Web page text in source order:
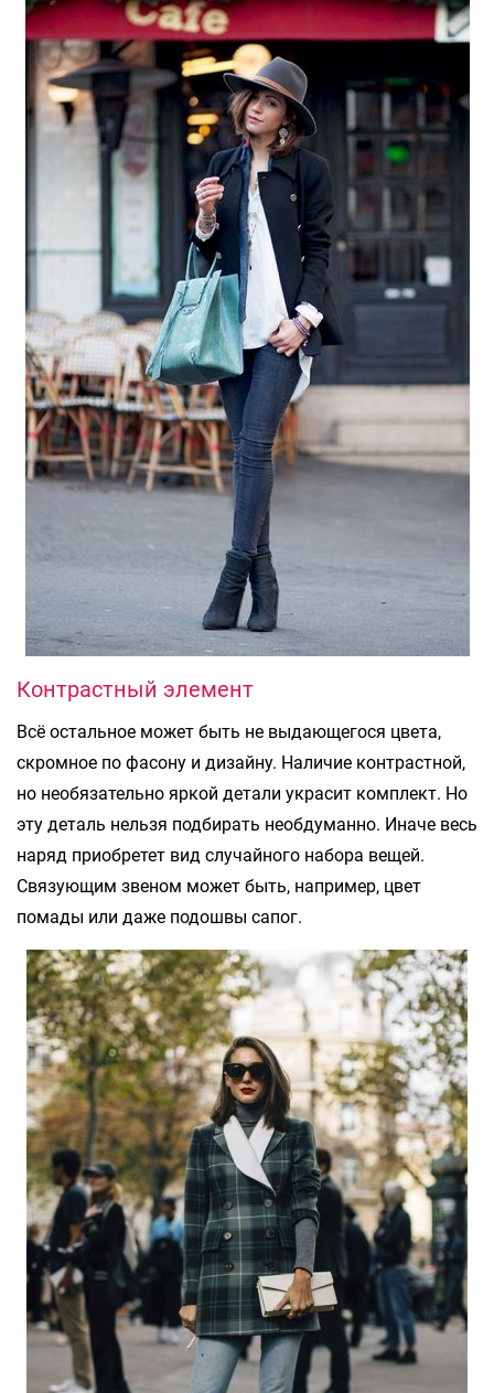
Контрастный элемент
Всё остальное может быть не выдающегося цвета,
скромное по фасону и дизайну. Наличие контрастной,
но необязательно яркой детали украсит комплект. Но
эту деталь нельзя подбирать необдуманно. Иначе весь
наряд приобретет вид случайного набора вещей.
Связующим звеном может быть, например, цвет
помады или даже подошвы сапог.